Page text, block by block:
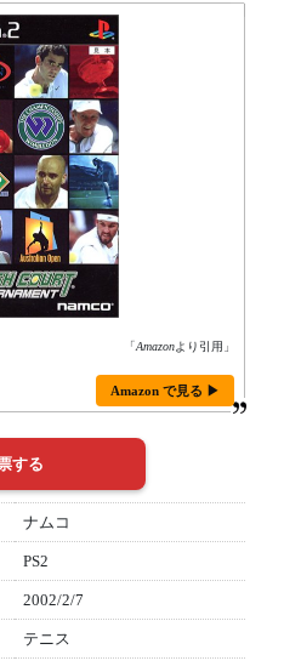
「Amazonより引用」
Amazon で見る ▶
ナムコ
PS2
2002/2/7
テニス